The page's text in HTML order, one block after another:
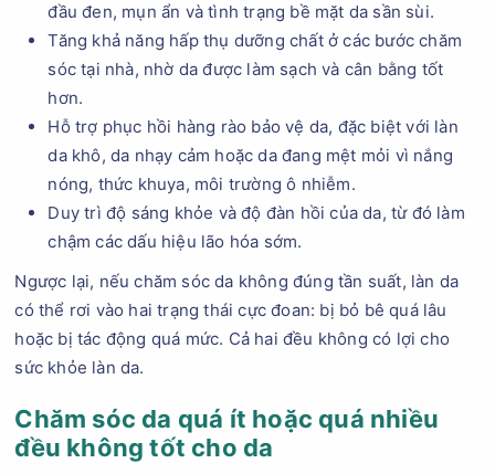
đầu đen, mụn ẩn và tình trạng bề mặt da sần sùi.
Tăng khả năng hấp thụ dưỡng chất ở các bước chăm
sóc tại nhà, nhờ da được làm sạch và cân bằng tốt
hơn.
Hỗ trợ phục hồi hàng rào bảo vệ da, đặc biệt với làn
da khô, da nhạy cảm hoặc da đang mệt mỏi vì nắng
nóng, thức khuya, môi trường ô nhiễm.
Duy trì độ sáng khỏe và độ đàn hồi của da, từ đó làm
chậm các dấu hiệu lão hóa sớm.
Ngược lại, nếu chăm sóc da không đúng tần suất, làn da
có thể rơi vào hai trạng thái cực đoan: bị bỏ bê quá lâu
hoặc bị tác động quá mức. Cả hai đều không có lợi cho
sức khỏe làn da.
Chăm sóc da quá ít hoặc quá nhiều
đều không tốt cho da